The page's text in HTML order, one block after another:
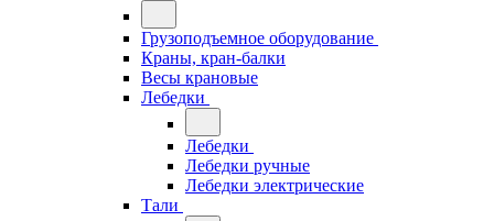
Грузоподъемное оборудование
Краны, кран-балки
Весы крановые
Лебедки
Лебедки
Лебедки ручные
Лебедки электрические
Тали